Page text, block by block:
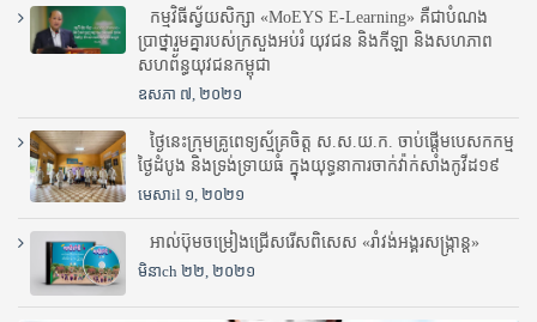
កម្មវិធីស្វ័យសិក្សា «MoEYS E-Learning» គឺជាបំណង
ប្រាថ្នារួមគ្នារបស់ក្រសួងអប់រំ​ យុវជន និងកីឡា និងសហភាព
សហព័ន្ធយុវជនកម្ពុជា
ឧសភា ៧, ២០២១
ថ្ងៃនេះក្រុមគ្រូពេទ្យស្ម័គ្រចិត្ត ស.ស.យ.ក. ចាប់ផ្តើមបេសកកម្ម
ថ្ងៃដំបូង និងទ្រង់ទ្រាយធំ ក្នុងយុទ្ធនាការចាក់វ៉ាក់សាំងកូវីដ១៩
មេសាil ១, ២០២១
អាល់ប៊ុមចម្រៀងជ្រើសរើសពិសេស «រាំវង់អង្គរសង្ក្រាន្ត»
មិនាch ២២, ២០២១